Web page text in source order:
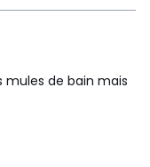
mules de bain mais